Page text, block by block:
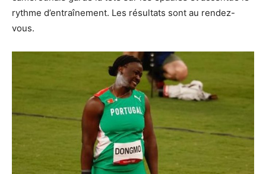
rythme d’entraînement. Les résultats sont au rendez-
vous.